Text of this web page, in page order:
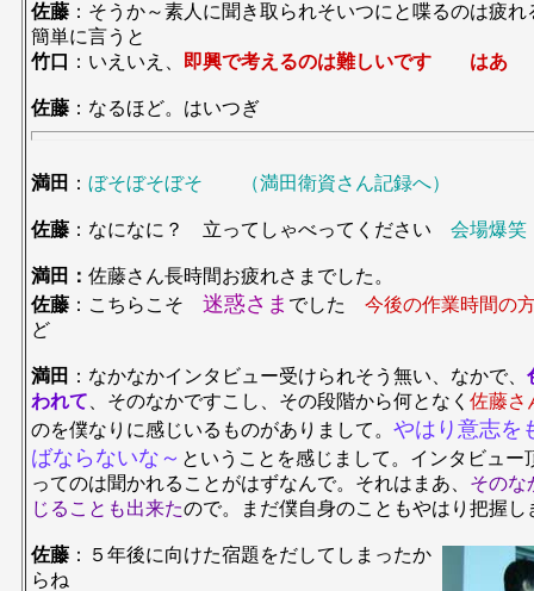
佐藤 ：そうか～素人に聞き取られそいつにと喋るのは疲
簡単に言うと
竹口
：いえいえ、 即興で考えるのは難しいです はあ
佐藤 ：なるほど。はいつぎ
満田 ： ぼそぼそぼそ （満田衛資さん記録へ）
佐藤 ：なになに？ 立ってしゃべってください 会場爆
満田： 佐藤さん長時間お疲れさまでした。
佐藤 ：こちらこそ 迷惑さま でした 今後の作業時間の
ど
満田 ：なかなかインタビュー受けられそう無い、なかで、
われて 、そのなかですこし、その段階から何となく 佐藤さ
のを僕なりに感じいるものがありまして。 やはり意志を
ばならないな～ ということを感じまして。インタビュー
ってのは聞かれることがはずなんで。それはまあ、 そのな
じることも出来たので。まだ僕自身のこともやはり把握し
佐藤 ：５年後に向けた宿題をだしてしまったか
らね